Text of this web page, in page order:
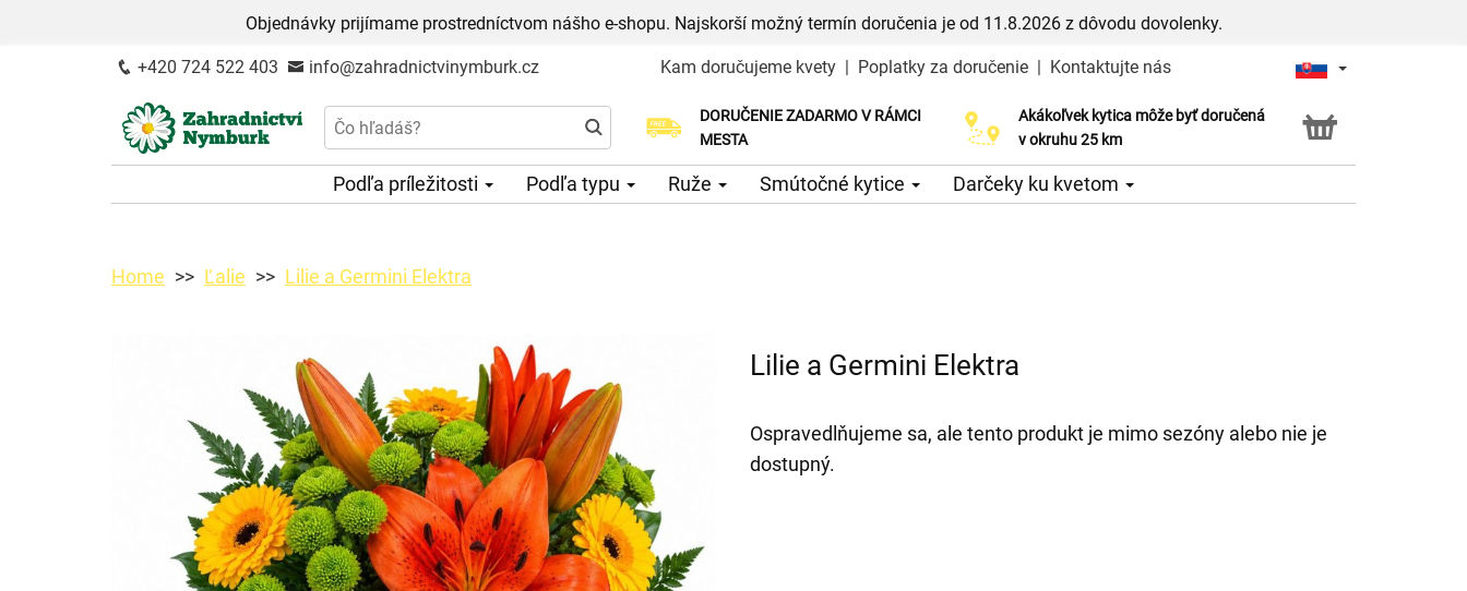
Objednávky prijímame prostredníctvom nášho e-shopu. Najskorší možný termín doručenia je od 11.8.2026 z dôvodu dovolenky.
+420 724 522 403 info@zahradnictvinymburk.cz Kam doručujeme kvety | Poplatky za doručenie | Kontaktujte nás
DORUČENIE ZADARMO V RÁMCI
MESTA
Akákoľvek kytica môže byť doručená
v okruhu 25 km
Služba Click & Collect
Podľa príležitosti Podľa typu Ruže Smútočné kytice Darčeky ku kvetom
Home Ľalie Lilie a Germini Elektra
Lilie a Germini Elektra
Ospravedlňujeme sa, ale tento produkt je mimo sezóny alebo nie je
dostupný.